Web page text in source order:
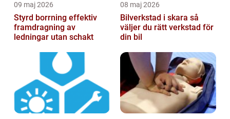
09 maj 2026
Styrd borrning effektiv
framdragning av
ledningar utan schakt
08 maj 2026
Bilverkstad i skara så
väljer du rätt verkstad för
din bil